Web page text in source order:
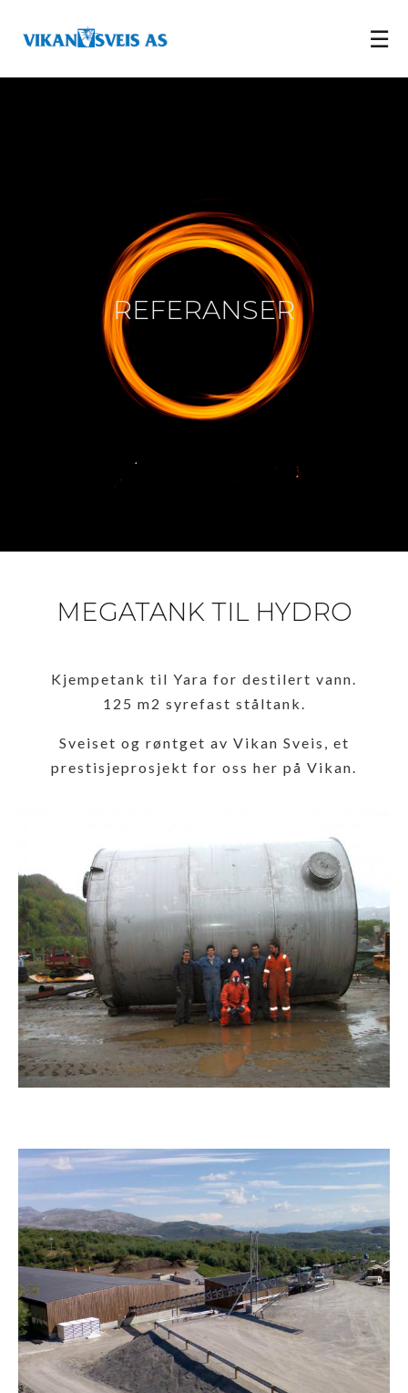
☰
REFERANSER
MEGATANK TIL HYDRO
Kjempetank til Yara for destilert vann.
125 m2 syrefast ståltank.
Sveiset og røntget av Vikan Sveis, et
prestisjeprosjekt for oss her på Vikan.